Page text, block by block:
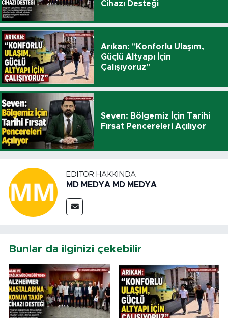
Cihazı Desteği
Arıkan: "Konforlu Ulaşım,
Güçlü Altyapı İçin
Çalışıyoruz”
Seven: Bölgemiz İçin Tarihi
Fırsat Pencereleri Açılıyor
EDITÖR HAKKINDA
MD MEDYA MD MEDYA
Bunlar da ilginizi çekebilir